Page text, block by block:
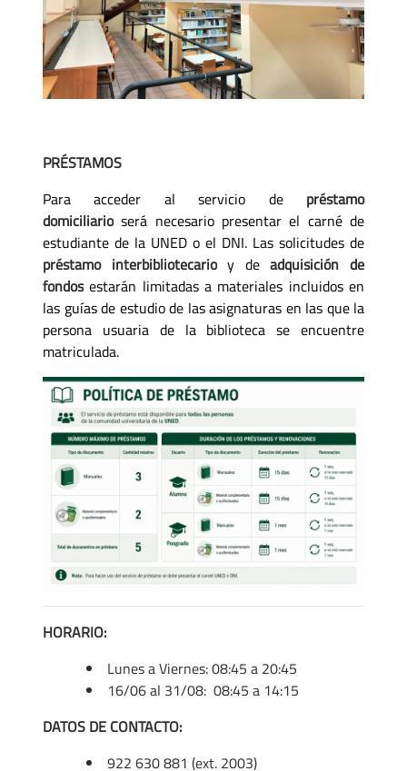
PRÉSTAMOS
Para acceder al servicio de préstamo
domiciliario será necesario presentar el carné de
estudiante de la UNED o el DNI. Las solicitudes de
préstamo interbibliotecarioy deadquisición de
fondos estarán limitadas a materiales incluidos en
las guías de estudio de las asignaturas en las que la
persona usuaria de la biblioteca se encuentre
matriculada.
HORARIO:
Lunes a Viernes: 08:45 a 20:45
16/06 al 31/08: 08:45 a 14:15
DATOS DE CONTACTO:
922 630 881 (ext. 2003)